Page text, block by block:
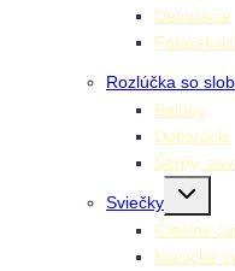
Dekorácie
Rozlúčka so
Balóny
Dekorácie
Šerpy,
Sviečky
Toggle
child
menu
Číselné
Klasické